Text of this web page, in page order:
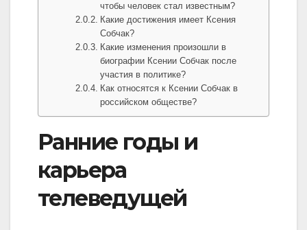
чтобы человек стал известным?
Какие достижения имеет Ксения
Собчак?
Какие изменения произошли в
биографии Ксении Собчак после
участия в политике?
Как относятся к Ксении Собчак в
российском обществе?
Ранние годы и
карьера
телеведущей